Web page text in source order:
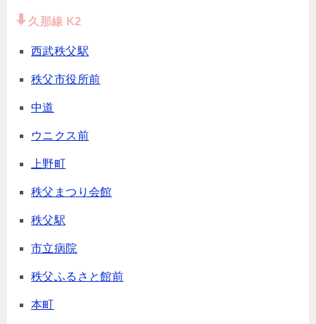
久那線 K2
西武秩父駅
秩父市役所前
中道
ウニクス前
上野町
秩父まつり会館
秩父駅
市立病院
秩父ふるさと館前
本町